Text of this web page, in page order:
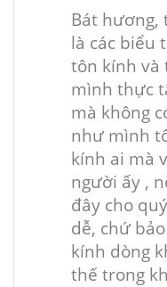
Bát hương,
là các biểu
tôn kính và
mình thực
mà không
như mình
kính ai mà
người ấy ,
đây cho
dễ, chứ
kính dòng
thế trong